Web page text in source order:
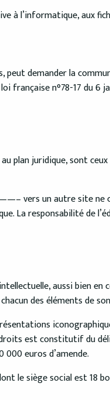
à l’informatique, aux
demander la
française n°78-17 du 6
plan juridique, sont
vers un autre site ne
La responsabilité de
aussi bien en
des éléments de
est constitutif du
000 euros d’amende.
le siège social est 18